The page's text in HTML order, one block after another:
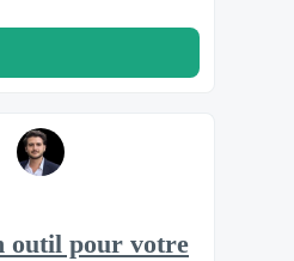
outil pour votre